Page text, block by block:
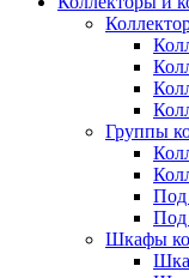
Группы
Под
Под
Шкафы